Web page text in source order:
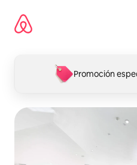
contenido
Promoción